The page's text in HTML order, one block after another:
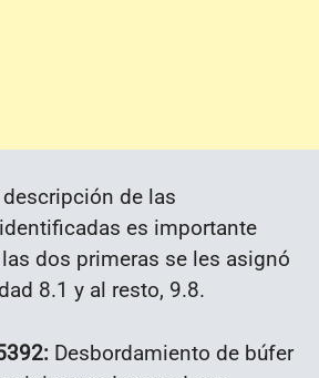
de las
es importante
dos primeras se les asignó
8.1 y al resto, 9.8.
Desbordamiento de búfer